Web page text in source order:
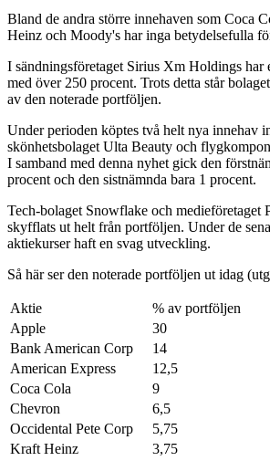
Bland de andra större innehaven som Coca
Heinz och Moody's har inga betydelsefulla
I sändningsföretaget Sirius Xm Holdings har
med över 250 procent. Trots detta står
av den noterade portföljen.
Under perioden köptes två helt nya innehav
skönhetsbolaget Ulta Beauty och
I samband med denna nyhet gick den
procent och den sistnämnda bara 1 procent.
Tech-bolaget Snowflake och medieföretaget
skyfflats ut helt från portföljen. Under de
aktiekurser haft en svag utveckling.
Så här ser den noterade portföljen ut idag
Aktie
% av portföljen
Apple
30
Bank American Corp
14
American Express
12,5
Coca Cola
9
Chevron
6,5
Occidental Pete Corp
5,75
Kraft Heinz
3,75